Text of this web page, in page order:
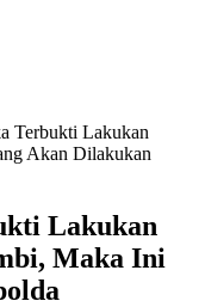
Terbukti Lakukan
Akan Dilakukan
Lakukan
Maka Ini